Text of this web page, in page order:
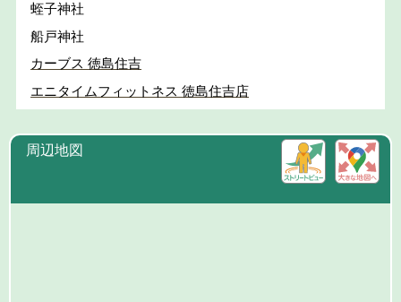
蛭子神社
船戸神社
カーブス 徳島住吉
エニタイムフィットネス 徳島住吉店
周辺地図